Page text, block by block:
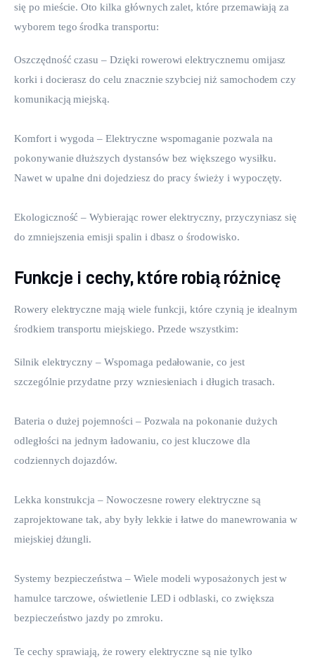
się po mieście. Oto kilka głównych zalet, które przemawiają za
wyborem tego środka transportu:
Oszczędność czasu – Dzięki rowerowi elektrycznemu omijasz
korki i docierasz do celu znacznie szybciej niż samochodem czy
komunikacją miejską.
Komfort i wygoda – Elektryczne wspomaganie pozwala na
pokonywanie dłuższych dystansów bez większego wysiłku.
Nawet w upalne dni dojedziesz do pracy świeży i wypoczęty.
Ekologiczność – Wybierając rower elektryczny, przyczyniasz się
do zmniejszenia emisji spalin i dbasz o środowisko.
Funkcje i cechy, które robią różnicę
Rowery elektryczne mają wiele funkcji, które czynią je idealnym
środkiem transportu miejskiego. Przede wszystkim:
Silnik elektryczny – Wspomaga pedałowanie, co jest
szczególnie przydatne przy wzniesieniach i długich trasach.
Bateria o dużej pojemności – Pozwala na pokonanie dużych
odległości na jednym ładowaniu, co jest kluczowe dla
codziennych dojazdów.
Lekka konstrukcja – Nowoczesne rowery elektryczne są
zaprojektowane tak, aby były lekkie i łatwe do manewrowania w
miejskiej dżungli.
Systemy bezpieczeństwa – Wiele modeli wyposażonych jest w
hamulce tarczowe, oświetlenie LED i odblaski, co zwiększa
bezpieczeństwo jazdy po zmroku.
Te cechy sprawiają, że rowery elektryczne są nie tylko